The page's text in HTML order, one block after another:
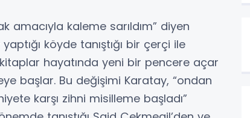
kaleme sarıldım” diyen
köyde tanıştığı bir çerçi ile
hayatında yeni bir pencere açar
başlar. Bu değişimi Karatay, “ondan
karşı zihni misilleme başladı”